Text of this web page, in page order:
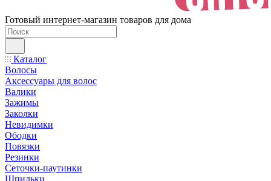
Готовый интернет-магазин товаров для дома
Каталог
Волосы
Аксессуары для волос
Валики
Зажимы
Заколки
Невидимки
Ободки
Повязки
Резинки
Сеточки-паутинки
Шпильки